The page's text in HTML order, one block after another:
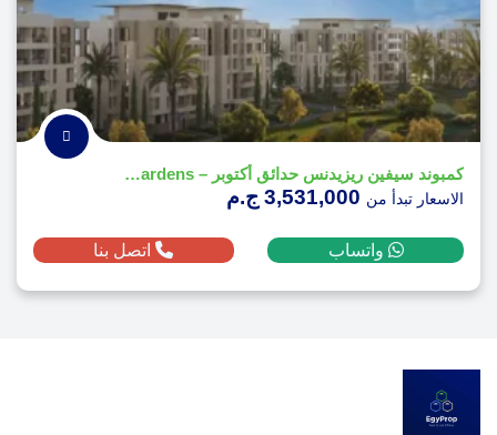
كمبوند سيفين ريزيدنس حدائق أكتوبر – Seven October Gardens
الاسعار تبدأ من
واتساب اتصل بنا